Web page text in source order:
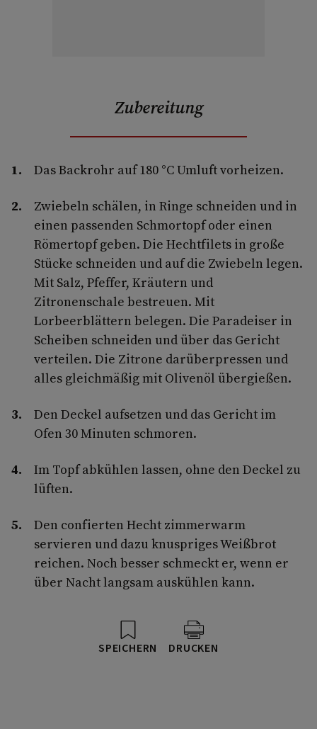
Zubereitung
Das Backrohr auf 180 °C Umluft vorheizen.
Zwiebeln schälen, in Ringe schneiden und in
einen passenden Schmortopf oder einen
Römertopf geben. Die Hechtfilets in große
Stücke schneiden und auf die Zwiebeln legen.
Mit Salz, Pfeffer, Kräutern und
Zitronenschale bestreuen. Mit
Lorbeerblättern belegen. Die Paradeiser in
Scheiben schneiden und über das Gericht
verteilen. Die Zitrone darüberpressen und
alles gleichmäßig mit Olivenöl übergießen.
Den Deckel aufsetzen und das Gericht im
Ofen 30 Minuten schmoren.
Im Topf abkühlen lassen, ohne den Deckel zu
lüften.
Den confierten Hecht zimmerwarm
servieren und dazu knuspriges Weißbrot
reichen. Noch besser schmeckt er, wenn er
über Nacht langsam auskühlen kann.
SPEICHERN DRUCKEN